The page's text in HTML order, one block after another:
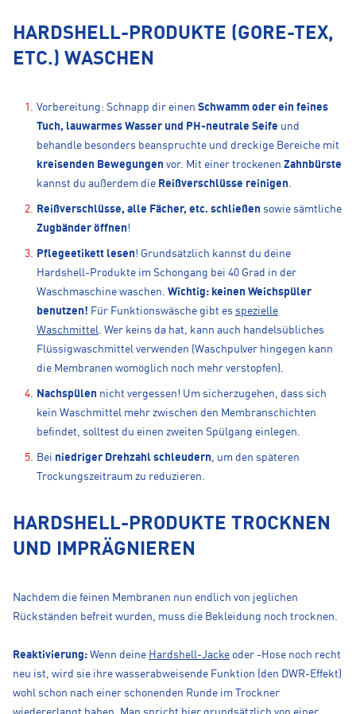
HARDSHELL-PRODUKTE (GORE-TEX,
ETC.) WASCHEN
Vorbereitung: Schnapp dir einen Schwamm oder ein feines
Tuch, lauwarmes Wasser und PH-neutrale Seife und
behandle besonders beanspruchte und dreckige Bereiche mit
kreisenden Bewegungen vor. Mit einer trockenen Zahnbürste
kannst du außerdem die Reißverschlüsse reinigen.
Reißverschlüsse, alle Fächer, etc. schließen sowie sämtliche
Zugbänder öffnen!
Pflegeetikett lesen! Grundsätzlich kannst du deine
Hardshell-Produkte im Schongang bei 40 Grad in der
Waschmaschine waschen. Wichtig: keinen Weichspüler
benutzen! Für Funktionswäsche gibt es spezielle
Waschmittel. Wer keins da hat, kann auch handelsübliches
Flüssigwaschmittel verwenden (Waschpulver hingegen kann
die Membranen womöglich noch mehr verstopfen).
Nachspülen nicht vergessen! Um sicherzugehen, dass sich
kein Waschmittel mehr zwischen den Membranschichten
befindet, solltest du einen zweiten Spülgang einlegen.
Bei niedriger Drehzahl schleudern, um den späteren
Trockungszeitraum zu reduzieren.
HARDSHELL-PRODUKTE TROCKNEN
UND IMPRÄGNIEREN
Nachdem die feinen Membranen nun endlich von jeglichen
Rückständen befreit wurden, muss die Bekleidung noch trocknen.
Reaktivierung: Wenn deine Hardshell-Jacke oder -Hose noch recht
neu ist, wird sie ihre wasserabweisende Funktion (den DWR-Effekt)
wohl schon nach einer schonenden Runde im Trockner